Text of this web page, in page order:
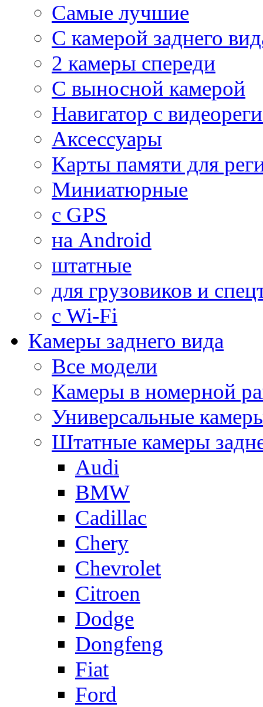
Самые лучшие
С камерой заднего
2 камеры спереди
С выносной камерой
Навигатор с
Аксессуары
Карты памяти для
Миниатюрные
с GPS
на Android
штатные
для грузовиков и
с Wi-Fi
Камеры заднего вида
Все модели
Камеры в номерной
Универсальные
Штатные камеры
Audi
BMW
Cadillac
Chery
Chevrolet
Citroen
Dodge
Dongfeng
Fiat
Ford